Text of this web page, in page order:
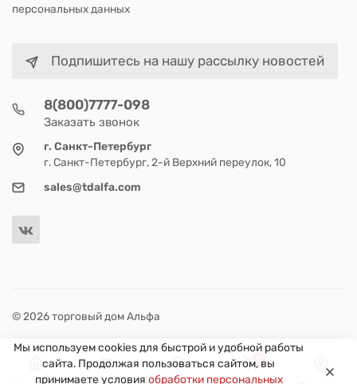
персональных данных
Подпишитесь на нашу рассылку новостей
8(800)7777-098
Заказать звонок
г. Санкт-Петербург
г. Санкт-Петербург, 2-й Верхний переулок, 10
sales@tdalfa.com
© 2026 торговый дом Альфа
Мы используем cookies для быстрой и удобной работы
сайта. Продолжая пользоваться сайтом, вы
принимаете условия обработки персональных
0